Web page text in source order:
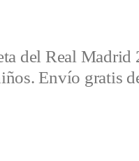
del Real Madrid
Envío gratis